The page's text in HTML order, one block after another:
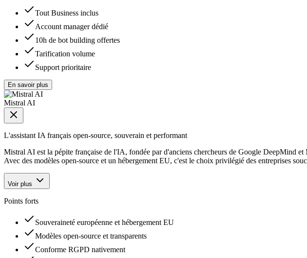
Tout Business inclus
Account manager dédié
10h de bot building offertes
Tarification volume
Support prioritaire
En savoir plus
Mistral AI
L'assistant IA français open-source, souverain et performant
Mistral AI est la pépite française de l'IA, fondée par d'anciens chercheurs de Google DeepMind
Avec des modèles open-source et un hébergement EU, c'est le choix privilégié des entreprises
Voir plus
Points forts
Souveraineté européenne et hébergement EU
Modèles open-source et transparents
Conforme RGPD nativement